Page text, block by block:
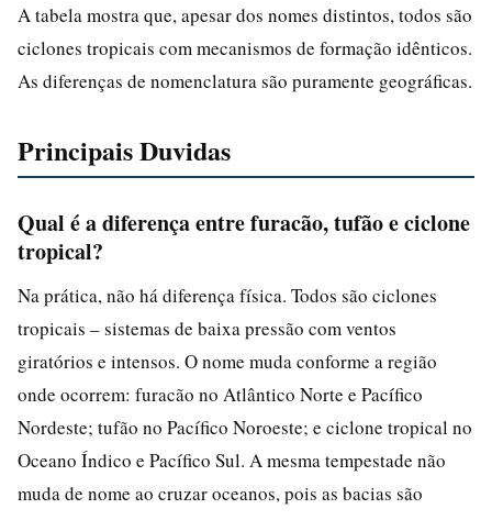
A tabela mostra que, apesar dos nomes distintos, todos são
ciclones tropicais com mecanismos de formação idênticos.
As diferenças de nomenclatura são puramente geográficas.
Principais Duvidas
Qual é a diferença entre furacão, tufão e ciclone
tropical?
Na prática, não há diferença física. Todos são ciclones
tropicais – sistemas de baixa pressão com ventos
giratórios e intensos. O nome muda conforme a região
onde ocorrem: furacão no Atlântico Norte e Pacífico
Nordeste; tufão no Pacífico Noroeste; e ciclone tropical no
Oceano Índico e Pacífico Sul. A mesma tempestade não
muda de nome ao cruzar oceanos, pois as bacias são